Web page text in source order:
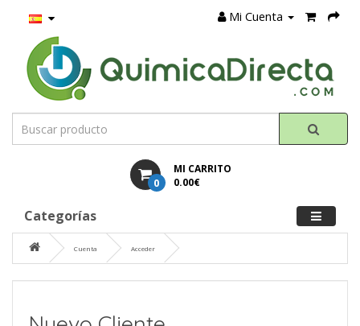
Mi Cuenta
MI CARRITO
0 0.00€
Categorías
Cuenta Acceder